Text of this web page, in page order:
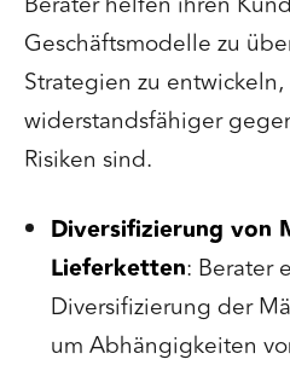
Geschäftsmodelle zu
Strategien zu
widerstandsfähiger
Risiken sind.
Diversifizierung von
Lieferketten: Berater
Diversifizierung der
um Abhängigkeiten